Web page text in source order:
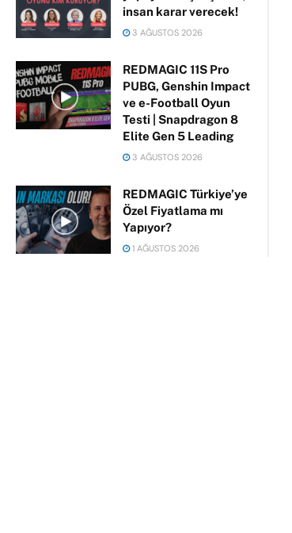
insan karar verecek!
3 AĞUSTOS 2026
REDMAGIC 11S Pro
PUBG, Genshin Impact
ve e-Football Oyun
Testi | Snapdragon 8
Elite Gen 5 Leading
3 AĞUSTOS 2026
REDMAGIC Türkiye’ye
Özel Fiyatlama mı
Yapıyor?
1 AĞUSTOS 2026